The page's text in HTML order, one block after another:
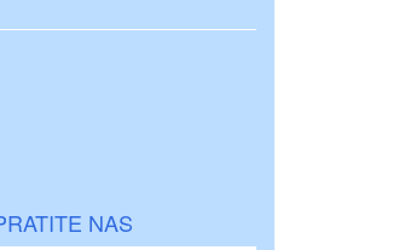
NAS